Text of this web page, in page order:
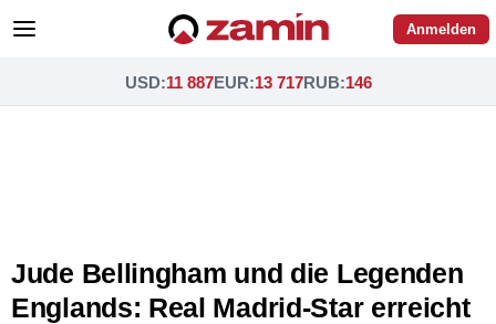
Anmelden
USD:11 887EUR:13 717RUB:146
Jude Bellingham und die Legenden
Englands: Real Madrid-Star erreicht